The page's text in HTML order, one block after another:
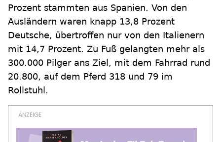
Prozent stammten aus Spanien. Von den
Ausländern waren knapp 13,8 Prozent
Deutsche, übertroffen nur von den Italienern
mit 14,7 Prozent. Zu Fuß gelangten mehr als
300.000 Pilger ans Ziel, mit dem Fahrrad rund
20.800, auf dem Pferd 318 und 79 im
Rollstuhl.